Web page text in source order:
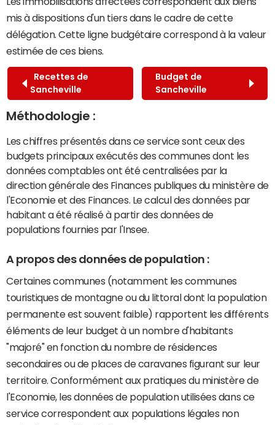
mis à dispositions d'un tiers dans le cadre de cette
délégation. Cette ligne budgétaire correspond à la valeur
estimée de ces biens.
Recettes de
Sancheville
Budget de
Sancheville
Méthodologie :
Les chiffres présentés dans ce service sont ceux des
budgets principaux exécutés des communes dont les
données comptables ont été centralisées par la
direction générale des Finances publiques du ministère de
l'Economie et des Finances. Le calcul des données par
habitant a été réalisé à partir des données de
populations fournies par l'Insee.
A propos des données de population :
Certaines communes (notamment les communes
touristiques de montagne ou du littoral dont la population
permanente est souvent faible) rapportent les différents
éléments de leur budget à un nombre d'habitants
"majoré" en fonction du nombre de résidences
secondaires ou de places de caravanes figurant sur leur
territoire. Conformément aux pratiques du ministère de
l'Economie, les données de population utilisées dans ce
service correspondent aux populations légales non